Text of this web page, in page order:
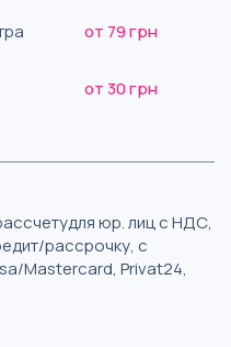
от 79 грн
от 30 грн
юр. лиц с НДС,
рассрочку, с
Mastercard, Privat24,